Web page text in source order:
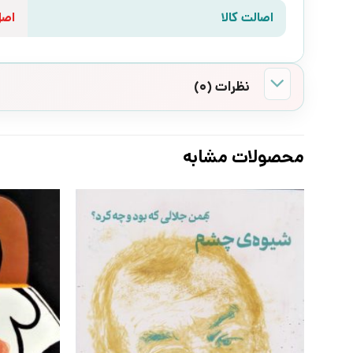
اصالت کالا
نظرات (0)
محصولات مشابه